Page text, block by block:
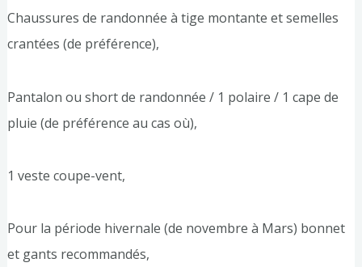
Chaussures de randonnée à tige montante et semelles
crantées (de préférence),
Pantalon ou short de randonnée / 1 polaire / 1 cape de
pluie (de préférence au cas où),
1 veste coupe-vent,
Pour la période hivernale (de novembre à Mars) bonnet
et gants recommandés,